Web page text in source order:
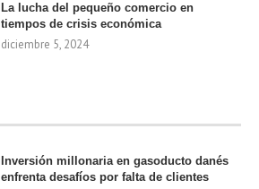
La lucha del pequeño comercio en
tiempos de crisis económica
diciembre 5, 2024
Inversión millonaria en gasoducto danés
enfrenta desafíos por falta de clientes